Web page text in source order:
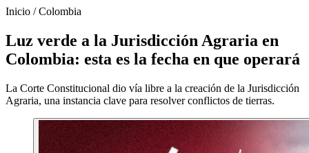
Inicio /Colombia
Luz verde a la Jurisdicción Agraria en
Colombia: esta es la fecha en que operará
La Corte Constitucional dio vía libre a la creación de la Jurisdicción
Agraria, una instancia clave para resolver conflictos de tierras.